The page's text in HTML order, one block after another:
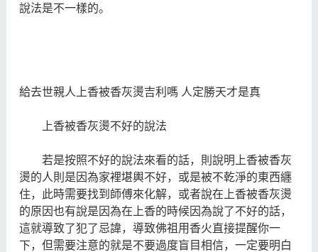
說法是不一樣的。
給去世親人上香被香灰燙吉利嗎 人定勝天才是真
上香被香灰燙不好的說法
若是按照不好的說法來看的話，則說明上香被香灰
燙的人則是因為家裡堪輿不好，或是被不乾淨的東西纏
住，此時需要找到師傅來化解，或者說在上香被香灰燙
的原因也有說是因為在上香的時候因為說了不好的話，
這就導致了犯了忌諱，導致佛祖用香火直接提醒你一
下，但需要注意的就是不要過度盲目相信，一定要明白